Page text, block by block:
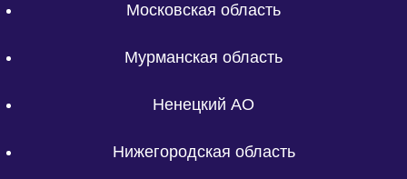
Московская область
Мурманская область
Ненецкий АО
Нижегородская область